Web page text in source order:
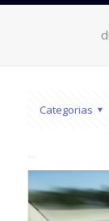
Categorias